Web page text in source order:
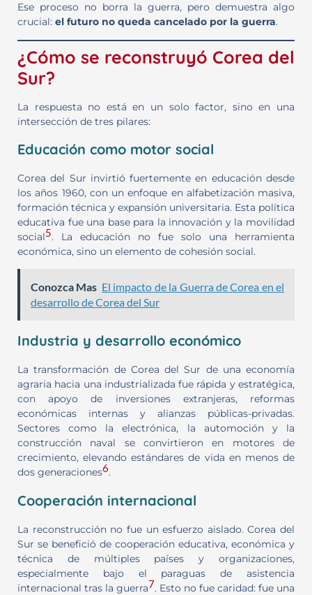
Ese proceso no borra la guerra, pero demuestra algo
crucial: el futuro no queda cancelado por la guerra.
¿Cómo se reconstruyó Corea del
Sur?
La respuesta no está en un solo factor, sino en una
intersección de tres pilares:
Educación como motor social
Corea del Sur invirtió fuertemente en educación desde
los años 1960, con un enfoque en alfabetización masiva,
formación técnica y expansión universitaria. Esta política
educativa fue una base para la innovación y la movilidad
social5. La educación no fue solo una herramienta
económica, sino un elemento de cohesión social.
Conozca Mas El impacto de la Guerra de Corea en el
desarrollo de Corea del Sur
Industria y desarrollo económico
La transformación de Corea del Sur de una economía
agraria hacia una industrializada fue rápida y estratégica,
con apoyo de inversiones extranjeras, reformas
económicas internas y alianzas públicas-privadas.
Sectores como la electrónica, la automoción y la
construcción naval se convirtieron en motores de
crecimiento, elevando estándares de vida en menos de
dos generaciones6.
Cooperación internacional
La reconstrucción no fue un esfuerzo aislado. Corea del
Sur se benefició de cooperación educativa, económica y
técnica de múltiples países y organizaciones,
especialmente bajo el paraguas de asistencia
internacional tras la guerra7. Esto no fue caridad: fue una